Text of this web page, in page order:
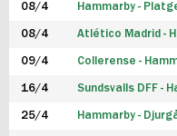
08/4 Hammarby -
08/4 Atlético Madrid -
09/4 Collerense -
16/4 Sundsvalls DFF -
25/4 Hammarby -